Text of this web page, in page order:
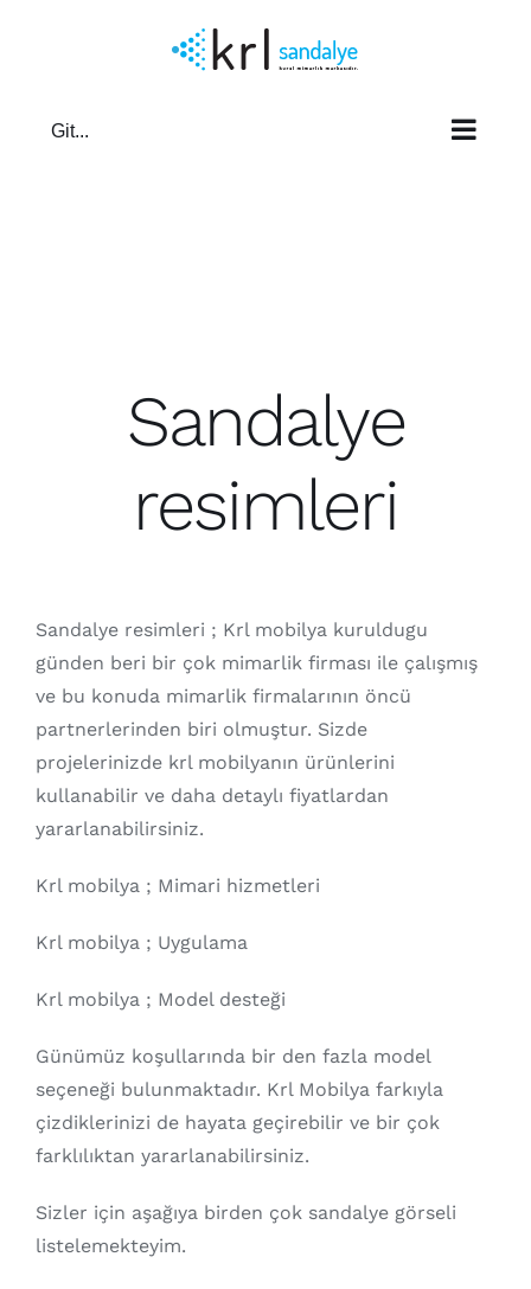
Git...
Sandalye
resimleri
Sandalye resimleri ; Krl mobilya kuruldugu
günden beri bir çok mimarlik firması ile çalışmış
ve bu konuda mimarlik firmalarının öncü
partnerlerinden biri olmuştur. Sizde
projelerinizde krl mobilyanın ürünlerini
kullanabilir ve daha detaylı fiyatlardan
yararlanabilirsiniz.
Krl mobilya ; Mimari hizmetleri
Krl mobilya ; Uygulama
Krl mobilya ; Model desteği
Günümüz koşullarında bir den fazla model
seçeneği bulunmaktadır. Krl Mobilya farkıyla
çizdiklerinizi de hayata geçirebilir ve bir çok
farklılıktan yararlanabilirsiniz.
Sizler için aşağıya birden çok sandalye görseli
listelemekteyim.